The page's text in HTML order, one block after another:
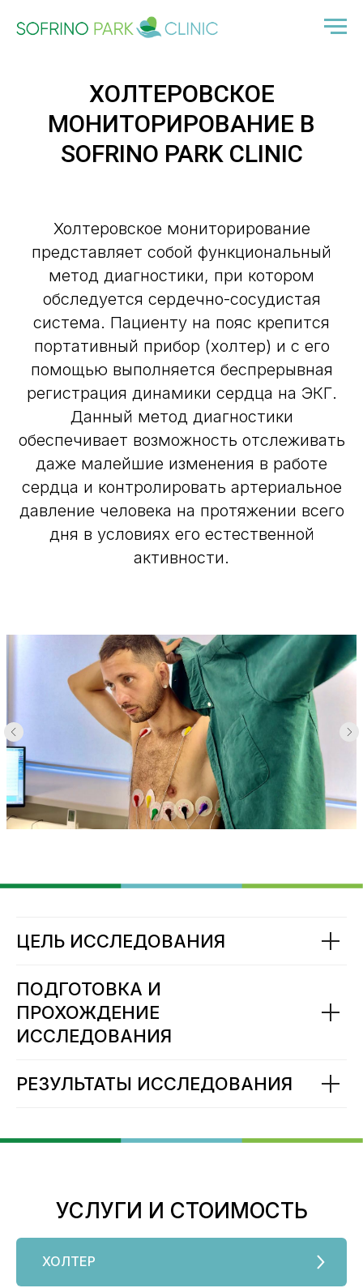
ХОЛТЕРОВСКОЕ
МОНИТОРИРОВАНИЕ В
SOFRINO PARK CLINIC
Холтеровское мониторирование
представляет собой функциональный
метод диагностики, при котором
обследуется сердечно-сосудистая
система. Пациенту на пояс крепится
портативный прибор (холтер) и с его
помощью выполняется беспрерывная
регистрация динамики сердца на ЭКГ.
Данный метод диагностики
обеспечивает возможность отслеживать
даже малейшие изменения в работе
сердца и контролировать артериальное
давление человека на протяжении всего
дня в условиях его естественной
активности.
ЦЕЛЬ ИССЛЕДОВАНИЯ
ПОДГОТОВКА И
ПРОХОЖДЕНИЕ
ИССЛЕДОВАНИЯ
РЕЗУЛЬТАТЫ ИССЛЕДОВАНИЯ
УСЛУГИ И СТОИМОСТЬ
ХОЛТЕР